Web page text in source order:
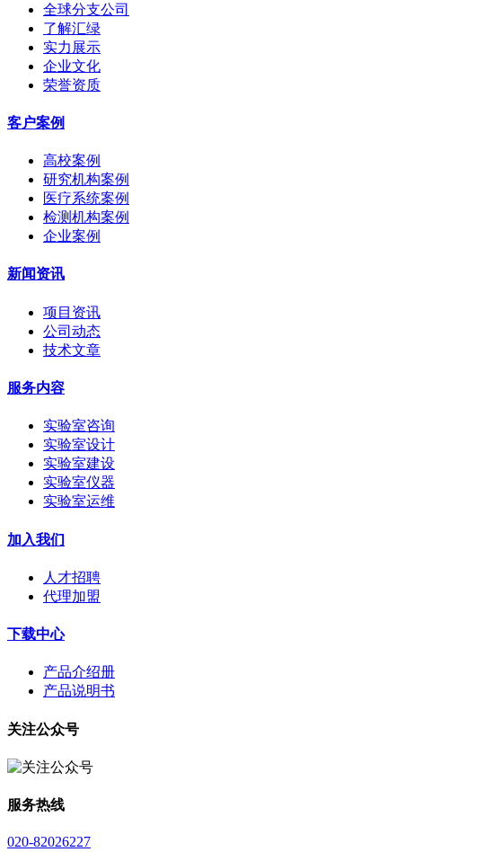
全球分支公司
了解汇绿
实力展示
企业文化
荣誉资质
客户案例
高校案例
研究机构案例
医疗系统案例
检测机构案例
企业案例
新闻资讯
项目资讯
公司动态
技术文章
服务内容
实验室咨询
实验室设计
实验室建设
实验室仪器
实验室运维
加入我们
人才招聘
代理加盟
下载中心
产品介绍册
产品说明书
关注公众号
服务热线
020-82026227